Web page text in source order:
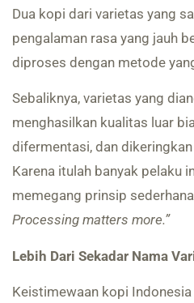
Dua kopi dari varietas yang
pengalaman rasa yang jauh
diproses dengan metode
Sebaliknya, varietas yang
menghasilkan kualitas luar
difermentasi, dan
Karena itulah banyak pelaku
memegang prinsip
Processing matters more.”
Lebih Dari Sekadar Nama
Keistimewaan kopi